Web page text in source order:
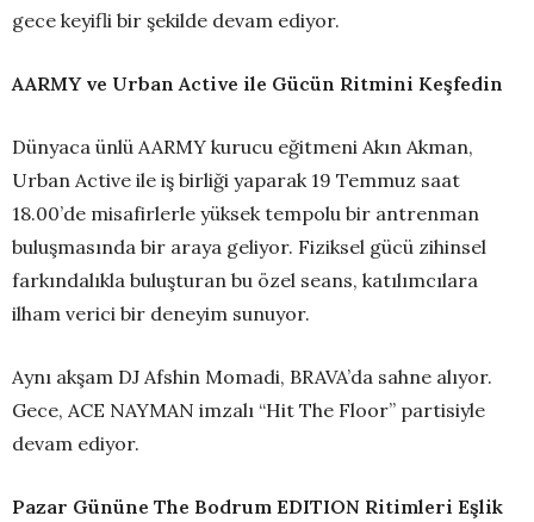
gece keyifli bir şekilde devam ediyor.
AARMY ve Urban Active ile Gücün Ritmini Keşfedin
Dünyaca ünlü AARMY kurucu eğitmeni Akın Akman,
Urban Active ile iş birliği yaparak 19 Temmuz saat
18.00’de misafirlerle yüksek tempolu bir antrenman
buluşmasında bir araya geliyor. Fiziksel gücü zihinsel
farkındalıkla buluşturan bu özel seans, katılımcılara
ilham verici bir deneyim sunuyor.
Aynı akşam DJ Afshin Momadi, BRAVA’da sahne alıyor.
Gece, ACE NAYMAN imzalı “Hit The Floor” partisiyle
devam ediyor.
Pazar Gününe The Bodrum EDITION Ritimleri Eşlik